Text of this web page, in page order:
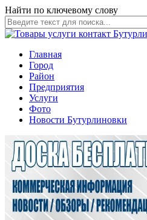
Найти по ключевому слову
Главная
Город
Район
Предприятия
Услуги
Фото
Новости Бутурлиновки